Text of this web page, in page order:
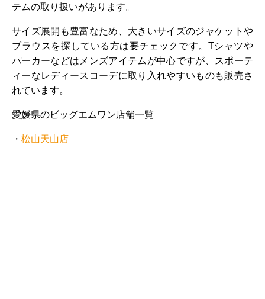
テムの取り扱いがあります。
サイズ展開も豊富なため、大きいサイズのジャケットや
ブラウスを探している方は要チェックです。Tシャツや
パーカーなどはメンズアイテムが中心ですが、スポーテ
ィーなレディースコーデに取り入れやすいものも販売さ
れています。
愛媛県のビッグエムワン店舗一覧
・ 松山天山店